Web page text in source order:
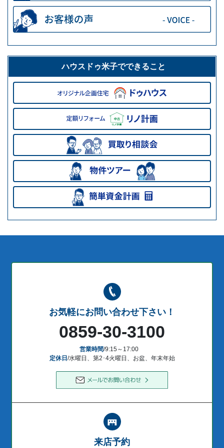
ハウスドゥ米子でできること
お気軽にお問い合わせ下さい！
0859-30-3100
営業時間/9:15～17:00
定休日/水曜日、第2･4火曜日、お盆、年末年始
来店予約